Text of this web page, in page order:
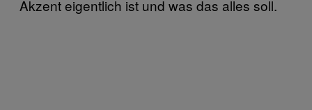
Akzent eigentlich ist und was das alles soll.